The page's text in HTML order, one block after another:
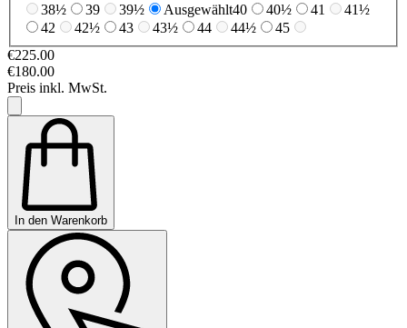
38½
39 39½ Ausgewählt40 40½ 41
41½
42
42½ 43 43½ 44 44½
45
€225.00
€180.00
Preis inkl. MwSt.
In den Warenkorb